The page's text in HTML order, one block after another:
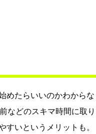
めたらいいのかわからな
などのスキマ時間に取り
いというメリットも。